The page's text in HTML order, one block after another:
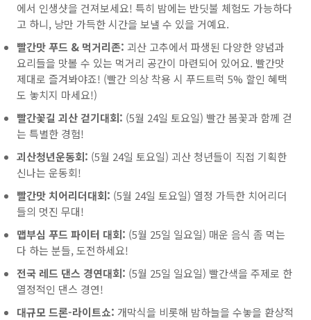
에서 인생샷을 건져보세요! 특히 밤에는 반딧불 체험도 가능하다
고 하니, 낭만 가득한 시간을 보낼 수 있을 거예요.
빨간맛 푸드 & 먹거리존: 괴산 고추에서 파생된 다양한 양념과
요리들을 맛볼 수 있는 먹거리 공간이 마련되어 있어요. 빨간맛
제대로 즐겨봐야죠! (빨간 의상 착용 시 푸드트럭 5% 할인 혜택
도 놓치지 마세요!)
빨간꽃길 괴산 걷기대회: (5월 24일 토요일) 빨간 봄꽃과 함께 걷
는 특별한 경험!
괴산청년운동회: (5월 24일 토요일) 괴산 청년들이 직접 기획한
신나는 운동회!
빨간맛 치어리더대회: (5월 24일 토요일) 열정 가득한 치어리더
들의 멋진 무대!
맵부심 푸드 파이터 대회: (5월 25일 일요일) 매운 음식 좀 먹는
다 하는 분들, 도전하세요!
전국 레드 댄스 경연대회: (5월 25일 일요일) 빨간색을 주제로 한
열정적인 댄스 경연!
대규모 드론-라이트쇼: 개막식을 비롯해 밤하늘을 수놓을 환상적